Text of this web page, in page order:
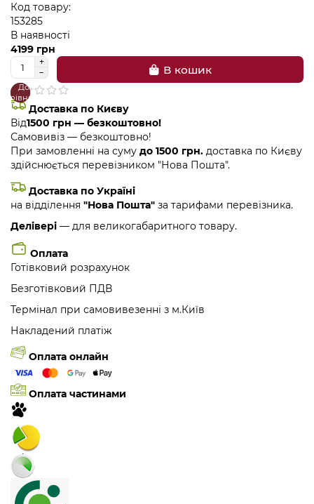
Код товару:
153285
В наявності
4199 грн
В кошик
В
закладки
До
Доставка по Києву
Від1500 грн — безкоштовно!
Самовивіз — безкоштовно!
При замовленні на суму до 1500 грн. доставка по Києву
здійснюється перевізником "Нова Пошта".
Доставка по Україні
на відділення "Нова Пошта" за тарифами перевізника.
Делівері — для великогабаритного товару.
Оплата
Готівковий розрахунок
Безготівковий ПДВ
Термінал при самовивезенні з м.Київ
Накладений платіж
Оплата онлайн
Оплата частинами